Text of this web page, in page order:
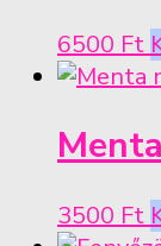
6500 Ft
3500 Ft